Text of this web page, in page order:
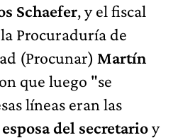
Schaefer, y el fiscal
Procuraduría de
(Procunar) Martín
que luego "se
líneas eran las
del secretarioy